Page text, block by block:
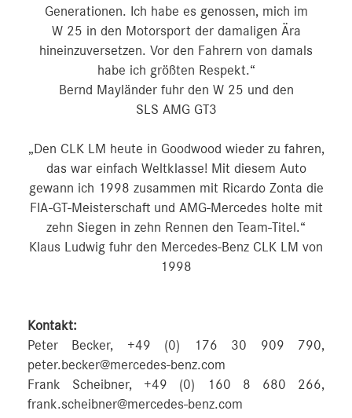
Generationen. Ich habe es genossen, mich im
W 25 in den Motorsport der damaligen Ära
hineinzuversetzen. Vor den Fahrern von damals
habe ich größten Respekt.“
Bernd Mayländer fuhr den W 25 und den
SLS AMG GT3
„Den CLK LM heute in Goodwood wieder zu fahren,
das war einfach Weltklasse! Mit diesem Auto
gewann ich 1998 zusammen mit Ricardo Zonta die
FIA-GT-Meisterschaft und AMG-Mercedes holte mit
zehn Siegen in zehn Rennen den Team-Titel.“
Klaus Ludwig fuhr den Mercedes-Benz CLK LM von
1998
Kontakt:
Peter Becker, +49 (0) 176 30 909 790,
peter.becker@mercedes-benz.com
Frank Scheibner, +49 (0) 160 8 680 266,
frank.scheibner@mercedes-benz.com